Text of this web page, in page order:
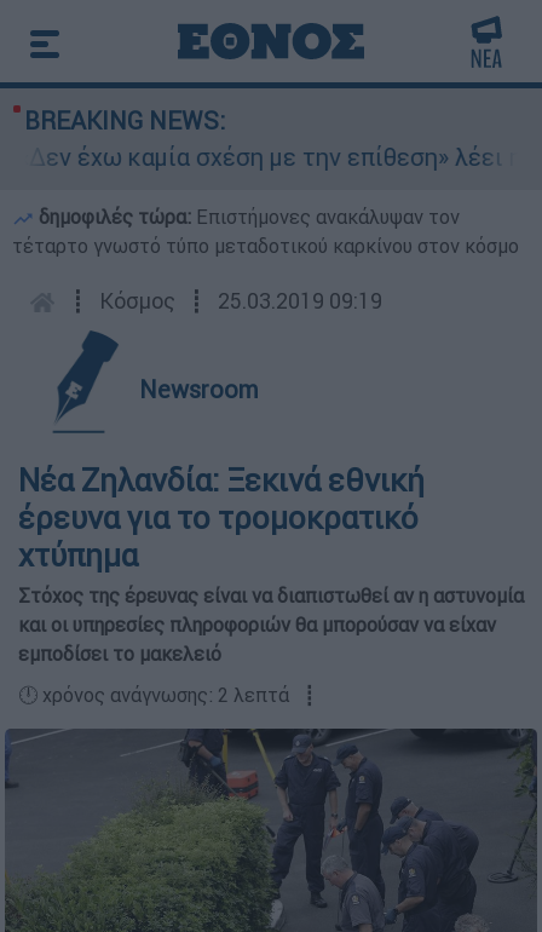
BREAKING NEWS:
έχω καμία σχέση με την επίθεση» λέει η
δημοφιλές τώρα: Επιστήμονες ανακάλυψαν τον
τέταρτο γνωστό τύπο μεταδοτικού καρκίνου στον κόσμο
┋ Κόσμος ┋ 25.03.2019 09:19
Newsroom
Νέα Ζηλανδία: Ξεκινά εθνική
έρευνα για το τρομοκρατικό
χτύπημα
Στόχος της έρευνας είναι να διαπιστωθεί αν η αστυνομία
και οι υπηρεσίες πληροφοριών θα μπορούσαν να είχαν
εμποδίσει το μακελειό
🕛 χρόνος ανάγνωσης: 2 λεπτά ┋